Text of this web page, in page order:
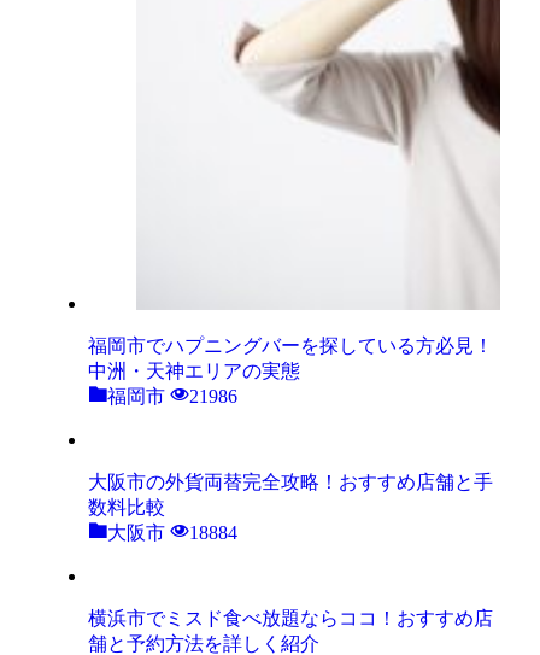
福岡市でハプニングバーを探している方必見！
中洲・天神エリアの実態
福岡市
21986
大阪市の外貨両替完全攻略！おすすめ店舗と手
数料比較
大阪市
18884
横浜市でミスド食べ放題ならココ！おすすめ店
舗と予約方法を詳しく紹介